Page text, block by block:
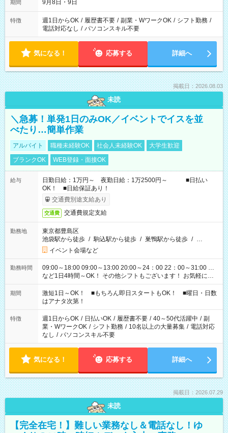
期間 9月8日・9日
特徴 週1日からOK / 履歴書不要 / 副業・WワークOK / シフト勤務 /
電話対応なし / パソコンスキル不要
気になる！ 応募する 詳細へ
掲載日：2026.08.03
未読
＼急募！単発1日のみOK／イベントでイスを並
べたり…簡単作業
アルバイト 職種未経験OK 社会人未経験OK
大学生歓迎
ブランクOK
WEB登録・面接OK
給与
日勤日給：1万円～ 夜勤日給：1万2500円～ ■日払い
OK！ ■日給保証あり！
交通費別途支給あり
交通費 交通費規定支給
勤務地
東京都豊島区
池袋駅から徒歩 / 駒込駅から徒歩 / 巣鴨駅から徒歩 / …
イベント会場など
勤務時間
09:00～18:00 09:00～13:00 20:00～24：00 22：00～31:00 …
など1日4時間～OK！ その他シフトもございます！ お気軽にご
相談ください！
期間
激短1日～OK！ ■もちろん即日スタートもOK！ ■曜日・日数
はアナタ次第！
特徴 週1日からOK / 日払いOK / 履歴書不要 / 40～50代活躍中 / 副
業・WワークOK / シフト勤務 / 10名以上の大量募集 / 電話対応
なし / パソコンスキル不要
気になる！ 応募する 詳細へ
掲載日：2026.07.29
未読
【完全在宅！】難しい業務なし＆電話なし！ゆ